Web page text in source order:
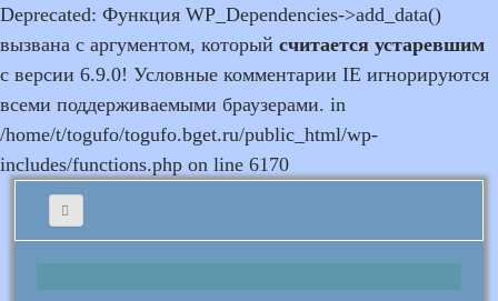
Deprecated: Функция WP_Dependencies->add_data()
вызвана с аргументом, который считается устаревшим
с версии 6.9.0! Условные комментарии IE игнорируются
всеми поддерживаемыми браузерами. in
/home/t/togufo/togufo.bget.ru/public_html/wp-
includes/functions.php on line 6170